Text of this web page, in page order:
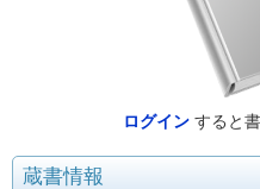
ログイン すると
蔵書情報